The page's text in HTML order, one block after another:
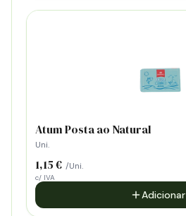
Atum Posta ao Natural
Uni.
1,15 € /Uni.
c/ IVA
Adicionar